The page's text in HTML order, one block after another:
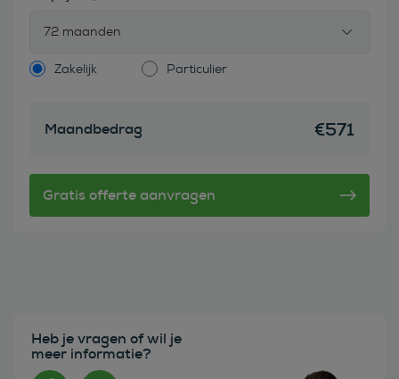
72 maanden
Zakelijk Particulier
Maandbedrag €571
Heb je vragen of wil je
meer informatie?